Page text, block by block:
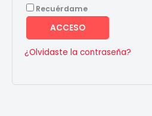
Recuérdame
ACCESO
¿Olvidaste la contraseña?